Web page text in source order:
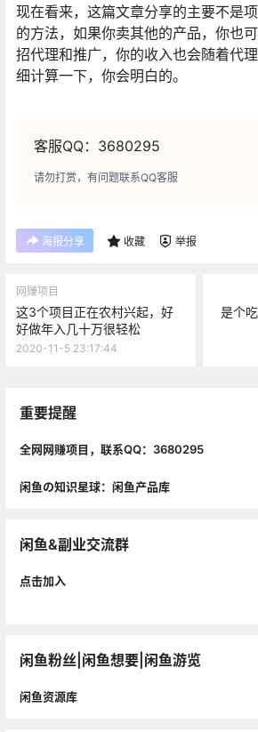
现在看来，这篇文章分享的主要不是
的方法，如果你卖其他的产品，你也
招代理和推广，你的收入也会随着代
细计算一下，你会明白的。
客服QQ：3680295
请勿打赏，有问题联系QQ客服
海报分享 收藏 举报
网赚项目
这3个项目正在农村兴起，好
好做年入几十万很轻松
2020-11-5 23:17:44
是个
重要提醒
全网网赚项目，联系QQ：3680295
闲鱼の知识星球：闲鱼产品库
闲鱼&副业交流群
点击加入
闲鱼粉丝|闲鱼想要|闲鱼游览
闲鱼资源库